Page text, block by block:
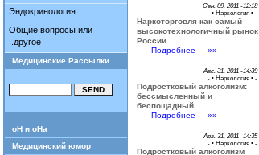
Эндокринология
Общие вопросы или
..другое
Медицинские Рассылки
оН и оНа
Медицинский юмор
Сен. 09, 2011 -12:18
- • Наркология • -
Наркоторговля как самый
высокотехнологичный рынок
России
- Подробнее - - »»
Авг. 31, 2011 -14:39
- • Наркология • -
Подростковый алкоголизм:
бессмысленный и
беспощадный
- Подробнее - - »»
Авг. 31, 2011 -14:35
- • Наркология • -
Подростковый алкоголизм